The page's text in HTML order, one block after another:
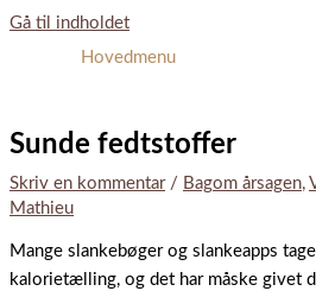
Gå til indholdet
Hovedmenu
Sunde fedtstoffer
Skriv en kommentar / Bagom årsagen,
Mathieu
Mange slankebøger og slankeapps
kalorietælling, og det har måske givet